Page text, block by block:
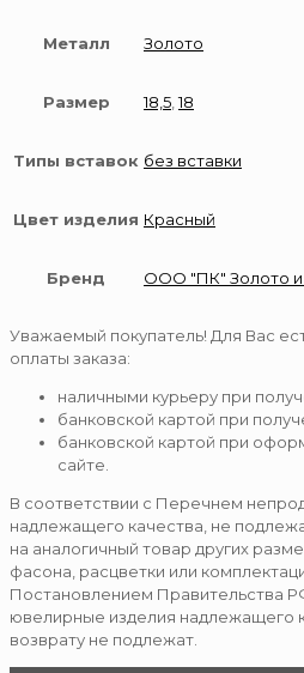
Металл Золото
Размер 18,5 ,18
Типы вставок без вставки
Цвет изделия Красный
Бренд ООО "ПК" Золото и
Уважаемый покупатель! Для Вас
оплаты заказа:
наличными курьеру при
банковской картой при
банковской картой при
сайте.
В соответствии с Перечнем
надлежащего качества, не
на аналогичный товар других
фасона, расцветки или
Постановлением Правительства
ювелирные изделия надлежащего
возврату не подлежат.